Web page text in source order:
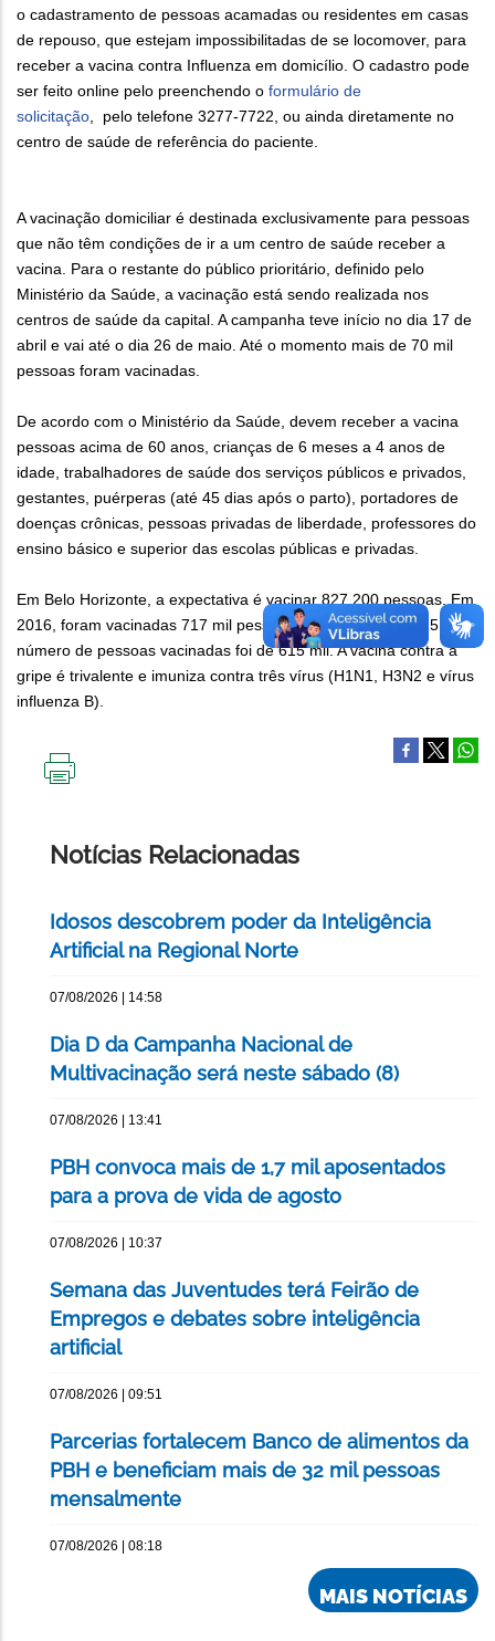
o cadastramento de pessoas acamadas ou residentes em casas
de repouso, que estejam impossibilitadas de se locomover, para
receber a vacina contra Influenza em domicílio. O cadastro pode
ser feito online pelo preenchendo o formulário de
solicitação, pelo telefone 3277-7722, ou ainda diretamente no
centro de saúde de referência do paciente.
A vacinação domiciliar é destinada exclusivamente para pessoas
que não têm condições de ir a um centro de saúde receber a
vacina. Para o restante do público prioritário, definido pelo
Ministério da Saúde, a vacinação está sendo realizada nos
centros de saúde da capital. A campanha teve início no dia 17 de
abril e vai até o dia 26 de maio. Até o momento mais de 70 mil
pessoas foram vacinadas.
De acordo com o Ministério da Saúde, devem receber a vacina
pessoas acima de 60 anos, crianças de 6 meses a 4 anos de
idade, trabalhadores de saúde dos serviços públicos e privados,
gestantes, puérperas (até 45 dias após o parto), portadores de
doenças crônicas, pessoas privadas de liberdade, professores do
ensino básico e superior das escolas públicas e privadas.
Em Belo Horizonte, a expectativa é vacinar 827.200 pessoas. Em
2016, foram vacinadas 717 mil pessoas na capital. Em 2015, o
número de pessoas vacinadas foi de 615 mil. A vacina contra a
gripe é trivalente e imuniza contra três vírus (H1N1, H3N2 e vírus
influenza B).
Notícias Relacionadas
Idosos descobrem poder da Inteligência
Artificial na Regional Norte
07/08/2026 | 14:58
Dia D da Campanha Nacional de
Multivacinação será neste sábado (8)
07/08/2026 | 13:41
PBH convoca mais de 1,7 mil aposentados
para a prova de vida de agosto
07/08/2026 | 10:37
Semana das Juventudes terá Feirão de
Empregos e debates sobre inteligência
artificial
07/08/2026 | 09:51
Parcerias fortalecem Banco de alimentos da
PBH e beneficiam mais de 32 mil pessoas
mensalmente
07/08/2026 | 08:18
MAIS NOTÍCIAS